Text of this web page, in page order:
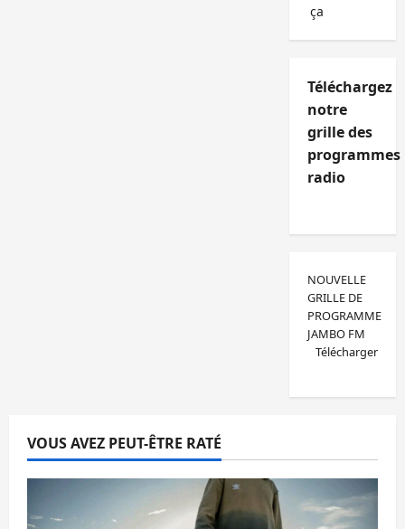
ça
Téléchargez
notre
grille des
programmes
radio
NOUVELLE
GRILLE DE
PROGRAMME
JAMBO FM
Télécharger
VOUS AVEZ PEUT-ÊTRE RATÉ